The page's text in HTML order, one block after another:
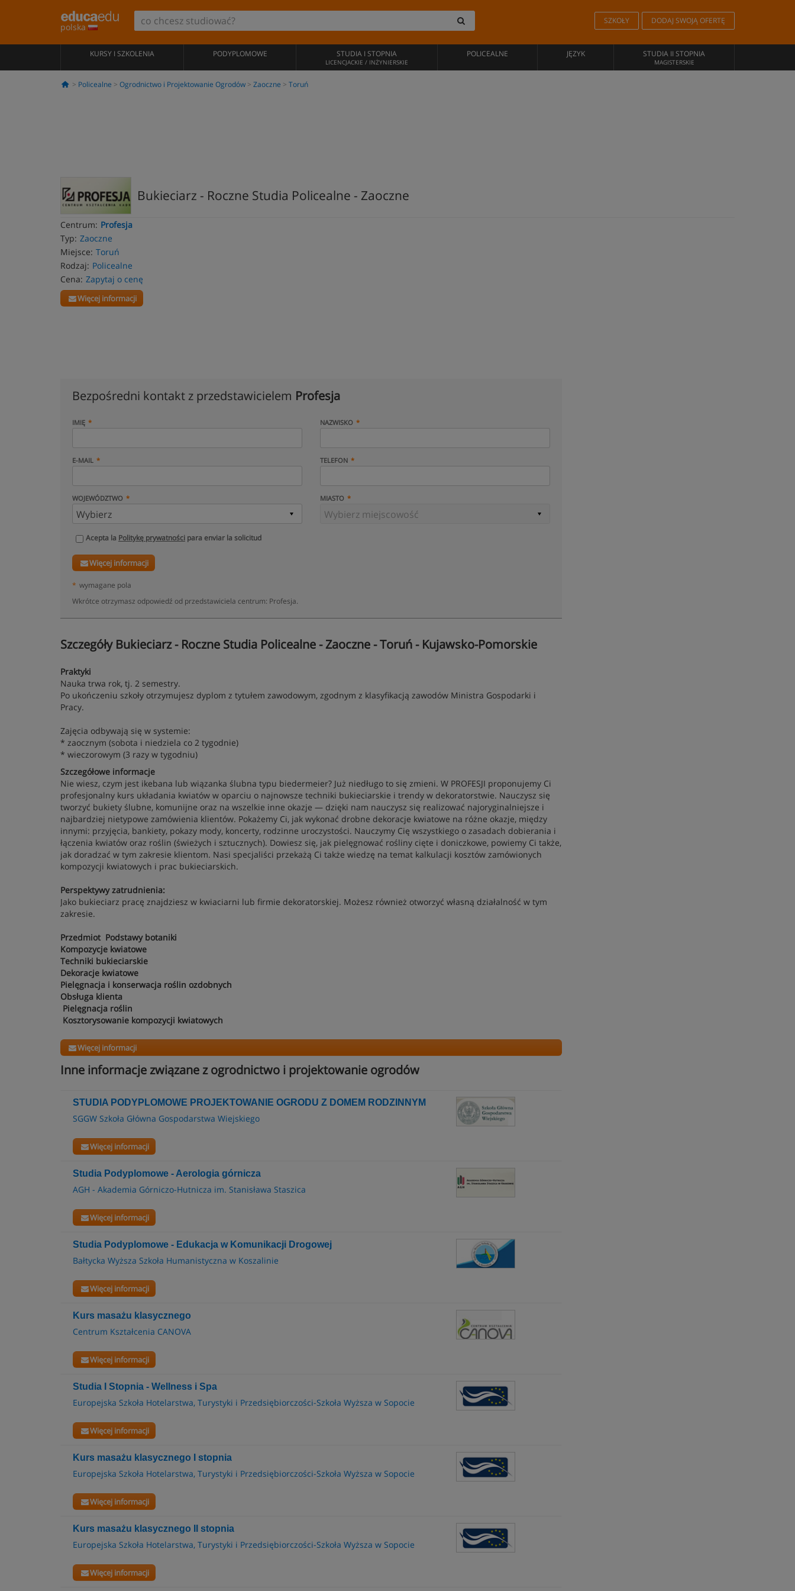
polska
SZKOŁY DODAJ SWOJĄ OFERTĘ
KURSY I SZKOLENIA PODYPLOMOWE STUDIA I STOPNIA
LICENCJACKIE / INŻYNIERSKIE
POLICEALNE JĘZYK STUDIA II STOPNIA
MAGISTERSKIE
Policealne Ogrodnictwo i Projektowanie Ogrodów Zaoczne Toruń
Bukieciarz - Roczne Studia Policealne - Zaoczne
Centrum: Profesja
Typ: Zaoczne
Miejsce: Toruń
Rodzaj: Policealne
Cena: Zapytaj o cenę
Więcej informacji
Bezpośredni kontakt z przedstawicielem Profesja
IMIĘ NAZWISKO
E-MAIL TELEFON
WOJEWÓDZTWO MIASTO
Acepta la Politykę prywatności para enviar la solicitud
Więcej informacji
* wymagane pola
Wkrótce otrzymasz odpowiedź od przedstawiciela centrum: Profesja.
Szczegóły Bukieciarz - Roczne Studia Policealne - Zaoczne - Toruń - Kujawsko-Pomorskie
Praktyki
Nauka trwa rok, tj. 2 semestry.
Po ukończeniu szkoły otrzymujesz dyplom z tytułem zawodowym, zgodnym z klasyfikacją zawodów Ministra Gospodarki i
Pracy.
Zajęcia odbywają się w systemie:
* zaocznym (sobota i niedziela co 2 tygodnie)
* wieczorowym (3 razy w tygodniu)
Szczegółowe informacje
Nie wiesz, czym jest ikebana lub wiązanka ślubna typu biedermeier? Już niedługo to się zmieni. W PROFESJI proponujemy Ci
profesjonalny kurs układania kwiatów w oparciu o najnowsze techniki bukieciarskie i trendy w dekoratorstwie. Nauczysz się
tworzyć bukiety ślubne, komunijne oraz na wszelkie inne okazje — dzięki nam nauczysz się realizować najoryginalniejsze i
najbardziej nietypowe zamówienia klientów. Pokażemy Ci, jak wykonać drobne dekoracje kwiatowe na różne okazje, między
innymi: przyjęcia, bankiety, pokazy mody, koncerty, rodzinne uroczystości. Nauczymy Cię wszystkiego o zasadach dobierania i
łączenia kwiatów oraz roślin (świeżych i sztucznych). Dowiesz się, jak pielęgnować rośliny cięte i doniczkowe, powiemy Ci także,
jak doradzać w tym zakresie klientom. Nasi specjaliści przekażą Ci także wiedzę na temat kalkulacji kosztów zamówionych
kompozycji kwiatowych i prac bukieciarskich.
Perspektywy zatrudnienia:
Jako bukieciarz pracę znajdziesz w kwiaciarni lub firmie dekoratorskiej. Możesz również otworzyć własną działalność w tym
zakresie.
Przedmiot Podstawy botaniki
Kompozycje kwiatowe
Techniki bukieciarskie
Dekoracje kwiatowe
Pielęgnacja i konserwacja roślin ozdobnych
Obsługa klienta
Pielęgnacja roślin
Kosztorysowanie kompozycji kwiatowych
Więcej informacji
Inne informacje związane z ogrodnictwo i projektowanie ogrodów
STUDIA PODYPLOMOWE PROJEKTOWANIE OGRODU Z DOMEM RODZINNYM
SGGW Szkoła Główna Gospodarstwa Wiejskiego
Więcej informacji
Studia Podyplomowe - Aerologia górnicza
AGH - Akademia Górniczo-Hutnicza im. Stanisława Staszica
Więcej informacji
Studia Podyplomowe - Edukacja w Komunikacji Drogowej
Bałtycka Wyższa Szkoła Humanistyczna w Koszalinie
Więcej informacji
Kurs masażu klasycznego
Centrum Kształcenia CANOVA
Więcej informacji
Studia I Stopnia - Wellness i Spa
Europejska Szkoła Hotelarstwa, Turystyki i Przedsiębiorczości-Szkoła Wyższa w Sopocie
Więcej informacji
Kurs masażu klasycznego I stopnia
Europejska Szkoła Hotelarstwa, Turystyki i Przedsiębiorczości-Szkoła Wyższa w Sopocie
Więcej informacji
Kurs masażu klasycznego II stopnia
Europejska Szkoła Hotelarstwa, Turystyki i Przedsiębiorczości-Szkoła Wyższa w Sopocie
Więcej informacji